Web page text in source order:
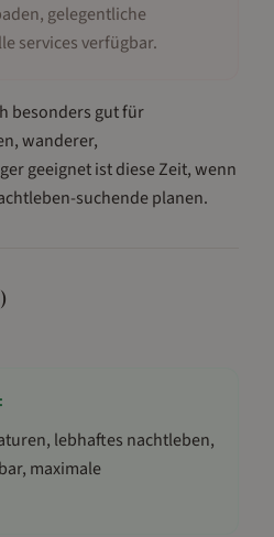
gelegentliche
services verfügbar.
besonders gut für
wanderer,
geeignet ist diese Zeit, wenn
suchende planen.
lebhaftes nachtleben,
maximale